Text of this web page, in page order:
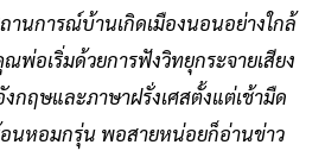
นการณ์บ้านเกิดเมืองนอนอย่างใกล้
พ่อเริ่มด้วยการฟังวิทยุกระจายเสียง
งกฤษและภาษาฝรั่งเศสตั้งแต่เช้ามืด
นหอมกรุ่น พอสายหน่อยก็อ่านข่าว